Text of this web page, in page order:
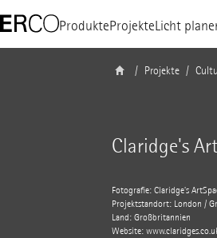
ProdukteProjekteLicht
Projekte
Claridge's
Fotografie: Claridge’s
Projektstandort: London /
Land: Großbritannien
Website: